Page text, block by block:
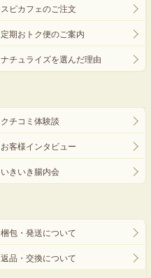
スピカフェのご注文
定期おトク便のご案内
ナチュライズを選んだ理由
クチコミ体験談
お客様インタビュー
いきいき腸内会
梱包・発送について
返品・交換について